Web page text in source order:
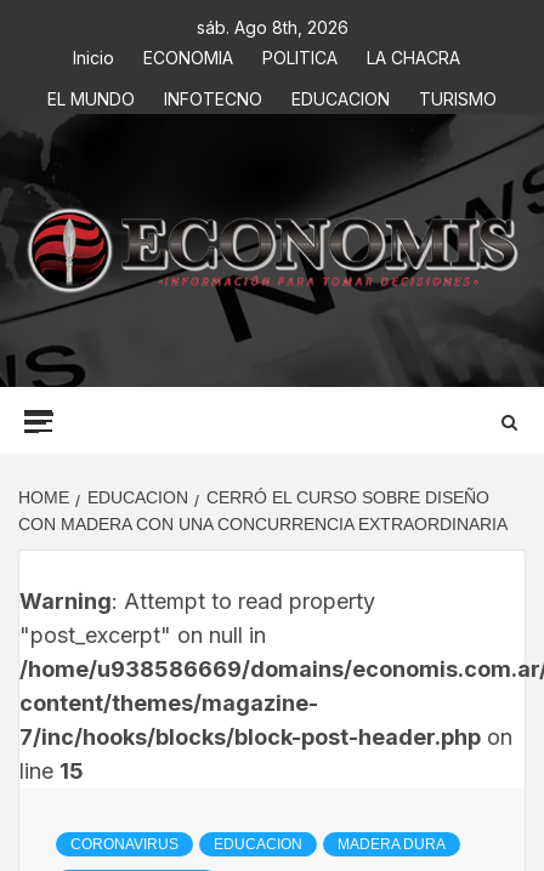
sáb. Ago 8th, 2026
Inicio
ECONOMIA POLITICA
LA CHACRA
EL MUNDO
INFOTECNO EDUCACION TURISMO
ECONOMIS
INFORMACIÓN PARA TOMAR DECISIONES
HOME EDUCACION
CERRÓ EL CURSO SOBRE DISEÑO
CON MADERA CON UNA CONCURRENCIA EXTRAORDINARIA
Warning: Attempt to read property
"post_excerpt" on null in
/home/u938586669/domains/
content/themes/magazine-
7/inc/hooks/blocks/block-post-header.php on
line 15
CORONAVIRUS EDUCACION MADERA DURA